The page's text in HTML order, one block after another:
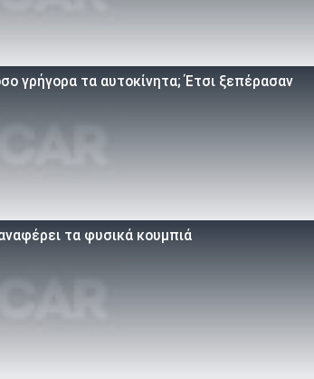
γρήγορα τα αυτοκίνητα; Έτσι ξεπέρασαν
τα φυσικά κουμπιά